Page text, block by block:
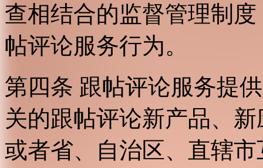
查相结合的监督管理制
帖评论服务行为。
第四条 跟帖评论服务提
关的跟帖评论新产品、
或者省、自治区、直辖